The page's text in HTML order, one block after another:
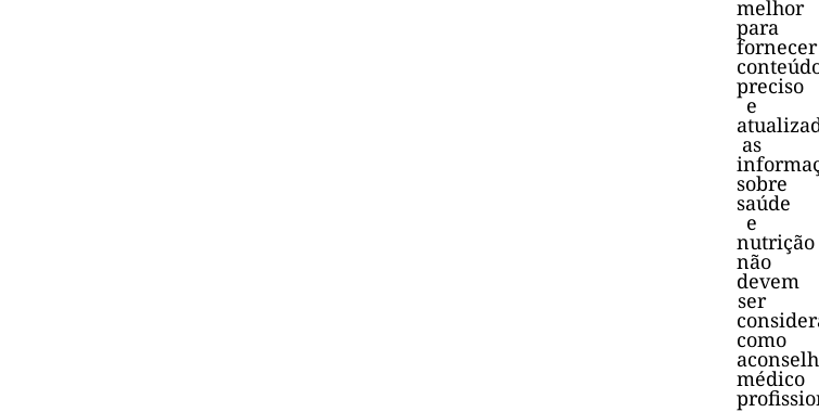
melhor
para
fornecer
preciso
e
as
sobre
saúde
e
nutrição
não
devem
ser
como
médico